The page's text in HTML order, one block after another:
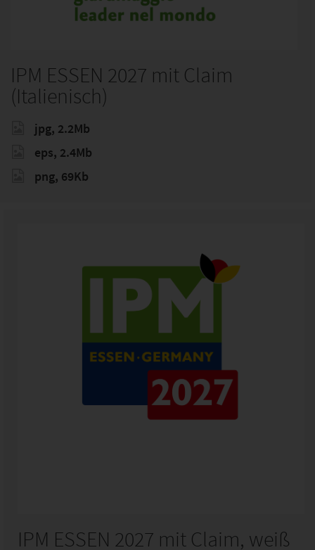
IPM ESSEN 2027 mit Claim
(Italienisch)
jpg, 2.2Mb
eps, 2.4Mb
png, 69Kb
IPM ESSEN 2027 mit Claim, weiß